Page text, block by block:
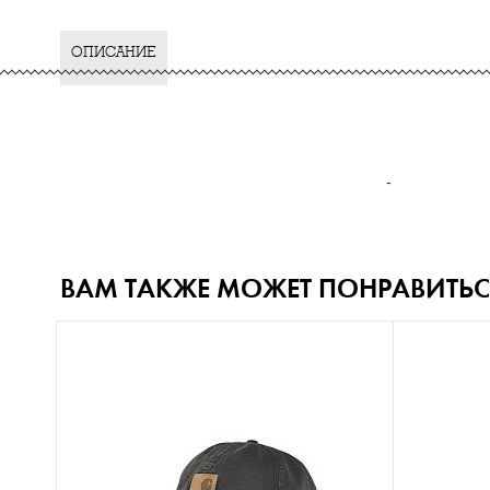
ОПИСАНИЕ
-
ВАМ ТАКЖЕ МОЖЕТ